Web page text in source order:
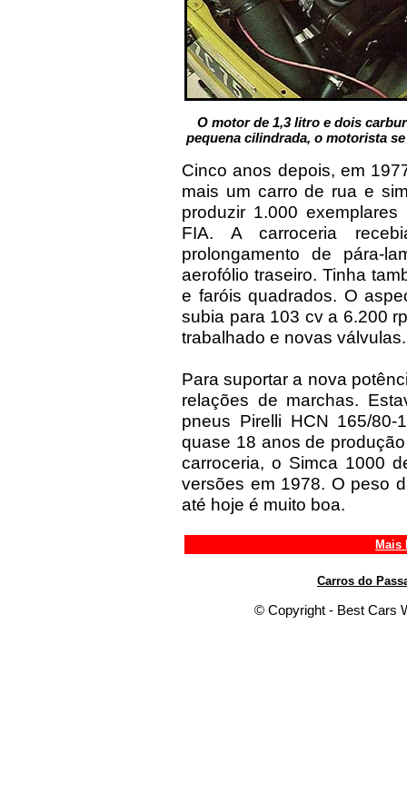
O motor de 1,3 litro e dois
pequena cilindrada, o motorista
Cinco anos depois, em
mais um carro de rua e
produzir 1.000
FIA. A carroceria
prolongamento de pára-
aerofólio traseiro. Tinha
e faróis quadrados. O
subia para 103 cv a 6.200
trabalhado e novas válvulas.
Para suportar a nova
relações de marchas.
pneus Pirelli HCN 165/
quase 18 anos de
carroceria, o Simca 1000
versões em 1978. O peso
até hoje é muito boa.
Mais
Carros do
© Copyright - Best Cars